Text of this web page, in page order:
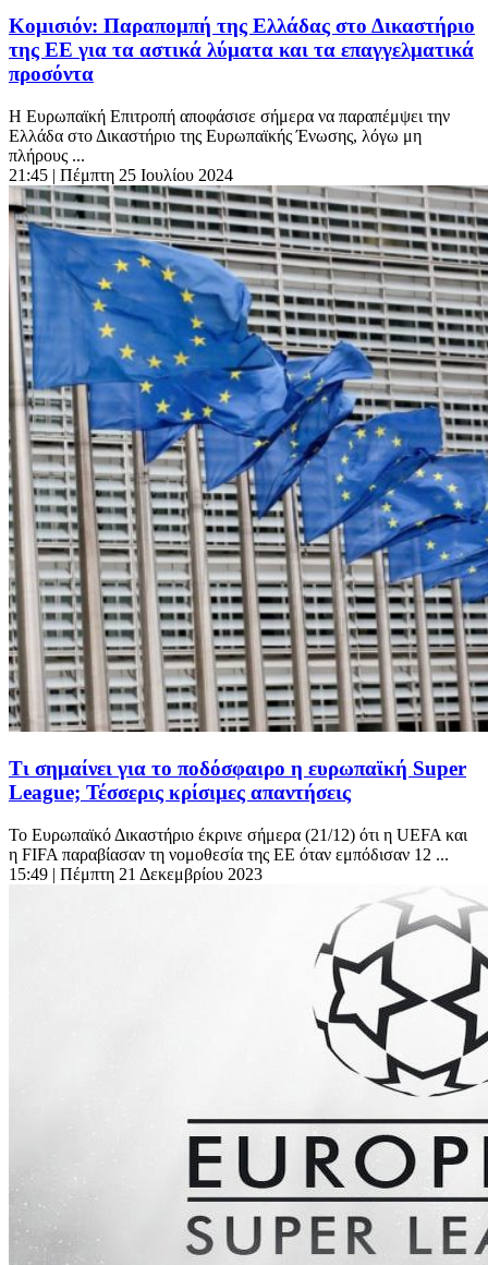
Κομισιόν: Παραπομπή της Ελλάδας στο Δικαστήριο
της ΕΕ για τα αστικά λύματα και τα επαγγελματικά
προσόντα
H Ευρωπαϊκή Επιτροπή αποφάσισε σήμερα να παραπέμψει την
Ελλάδα στο Δικαστήριο της Ευρωπαϊκής Ένωσης, λόγω μη
πλήρους ...
21:45 | Πέμπτη 25 Ιουλίου 2024
Τι σημαίνει για το ποδόσφαιρο η ευρωπαϊκή Super
League; Τέσσερις κρίσιμες απαντήσεις
Το Ευρωπαϊκό Δικαστήριο έκρινε σήμερα (21/12) ότι η UEFA και
η FIFA παραβίασαν τη νομοθεσία της ΕΕ όταν εμπόδισαν 12 ...
15:49 | Πέμπτη 21 Δεκεμβρίου 2023